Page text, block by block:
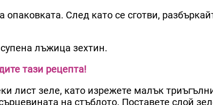
опаковката. След като се сготви,
лъжица зехтин.
тази рецепта!
лист зеле, като изрежете малък
на стъблото. Поставете слой